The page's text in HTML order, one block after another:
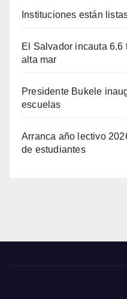
Instituciones están
El Salvador incauta
alta mar
Presidente Bukele
escuelas
Arranca año lectivo
de estudiantes